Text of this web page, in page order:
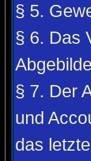
§ 5.
§ 6. Das
§ 7. Der
und
das